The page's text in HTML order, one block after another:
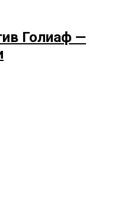
Голиаф —